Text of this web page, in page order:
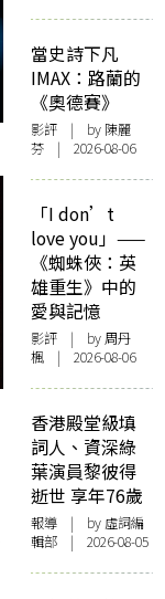
當史詩下凡
IMAX：路蘭的
《奧德賽》
影評 | by 陳麗
芬 | 2026-08-06
「I don’t
love you」——
《蜘蛛俠：英
雄重生》中的
愛與記憶
影評 | by周丹
楓 | 2026-08-06
香港殿堂級填
詞人、資深綠
葉演員黎彼得
逝世 享年76歲
報導 | by 虛詞編
輯部 | 2026-08-05